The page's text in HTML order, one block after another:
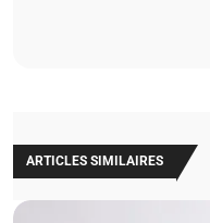
ARTICLES SIMILAIRES